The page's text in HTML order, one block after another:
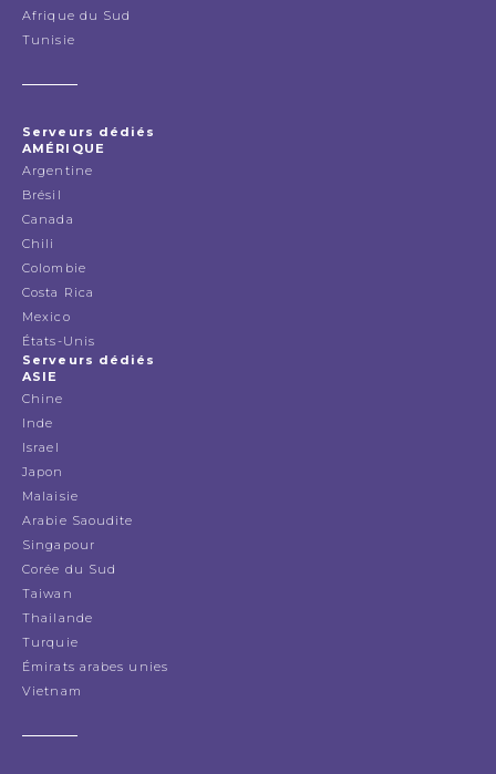
Afrique du Sud
Tunisie
Serveurs dédiés
AMÉRIQUE
Argentine
Brésil
Canada
Chili
Colombie
Costa Rica
Mexico
États-Unis
Serveurs dédiés
ASIE
Chine
Inde
Israel
Japon
Malaisie
Arabie Saoudite
Singapour
Corée du Sud
Taiwan
Thailande
Turquie
Émirats arabes unies
Vietnam